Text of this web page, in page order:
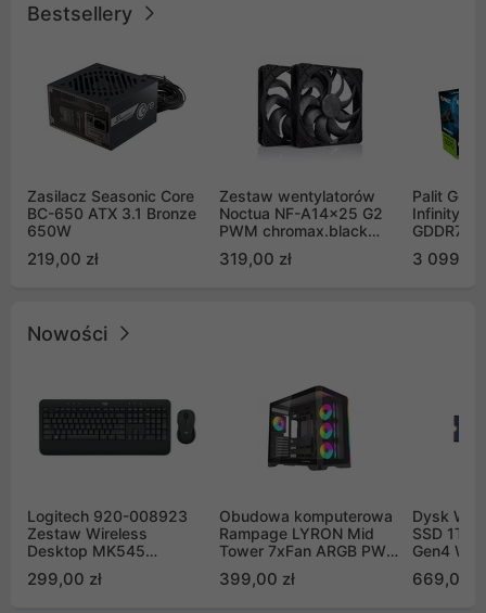
Bestsellery
Zasilacz Seasonic Core
BC-650 ATX 3.1 Bronze
650W
219,00 zł
Zestaw wentylatorów
Noctua NF-A14x25 G2
PWM chromax.black
Push Pull (2szt)
319,00 zł
Palit
Infinity 3
GDDR7
GB2050S)
3 099,00
Nowości
Logitech 920-008923
Zestaw Wireless
Desktop MK545
299,00 zł
Obudowa komputerowa
Rampage LYRON Mid
Tower 7xFan ARGB PWM
399,00 zł
Dysk WD
SSD 1TB
Gen4
669,00